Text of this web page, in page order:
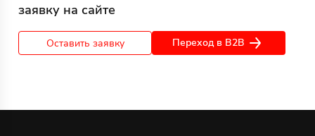
заявку на сайте
Оставить заявку Переход в B2B